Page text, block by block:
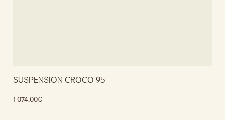
SUSPENSION CROCO 95
1 074.00€